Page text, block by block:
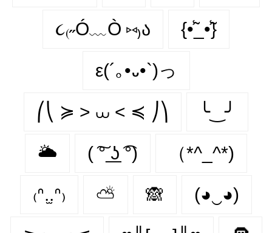
૮₍˶Ó﹏Ò ⑅₎ა {•̃̾_•̃̾}
ε(´｡•᎑•`)っ
⎛⎝ ≽ > ⩊ < ≼ ⎠⎞ ╰‿╯
🌥 ( ͠° ͟ʖ ͡°) （*^_^*)
₍ᐢ.̫.ᐢ₎ ⛅ 🙈 (◕‿◕)